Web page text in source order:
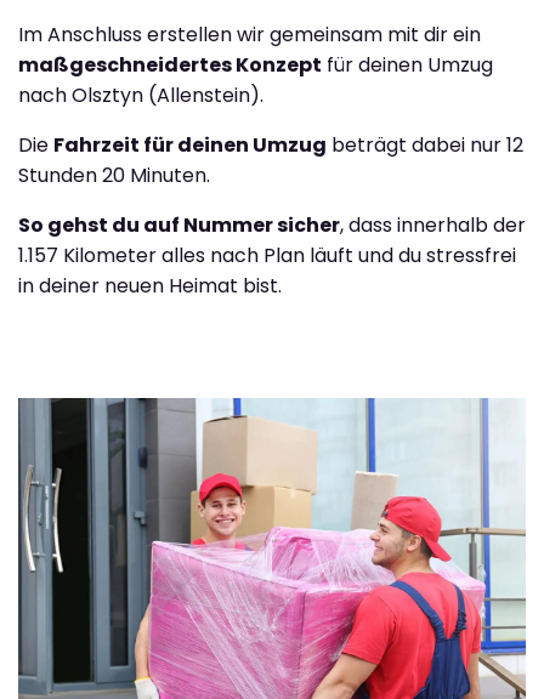
Im Anschluss erstellen wir gemeinsam mit dir ein
maßgeschneidertes Konzept für deinen Umzug
nach Olsztyn (Allenstein).
Die Fahrzeit für deinen Umzug beträgt dabei nur 12
Stunden 20 Minuten.
So gehst du auf Nummer sicher, dass innerhalb der
1.157 Kilometer alles nach Plan läuft und du stressfrei
in deiner neuen Heimat bist.